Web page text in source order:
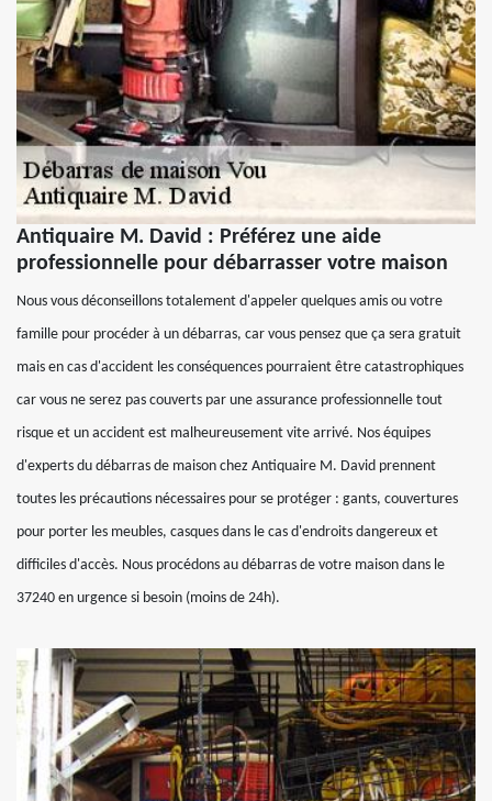
Antiquaire M. David : Préférez une aide
professionnelle pour débarrasser votre maison
Nous vous déconseillons totalement d'appeler quelques amis ou votre
famille pour procéder à un débarras, car vous pensez que ça sera gratuit
mais en cas d'accident les conséquences pourraient être catastrophiques
car vous ne serez pas couverts par une assurance professionnelle tout
risque et un accident est malheureusement vite arrivé. Nos équipes
d'experts du débarras de maison chez Antiquaire M. David prennent
toutes les précautions nécessaires pour se protéger : gants, couvertures
pour porter les meubles, casques dans le cas d'endroits dangereux et
difficiles d'accès. Nous procédons au débarras de votre maison dans le
37240 en urgence si besoin (moins de 24h).